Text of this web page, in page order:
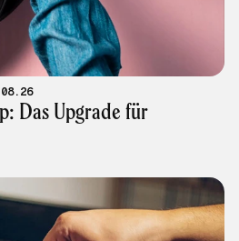
am: 05.08.26
Das Upgrade für